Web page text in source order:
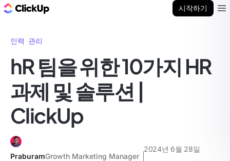
시작하기
인력 관리
hR 팀을 위한 10가지 HR
과제 및 솔루션 |
ClickUp
PraburamGrowth Marketing Manager
2024년 6월 28일